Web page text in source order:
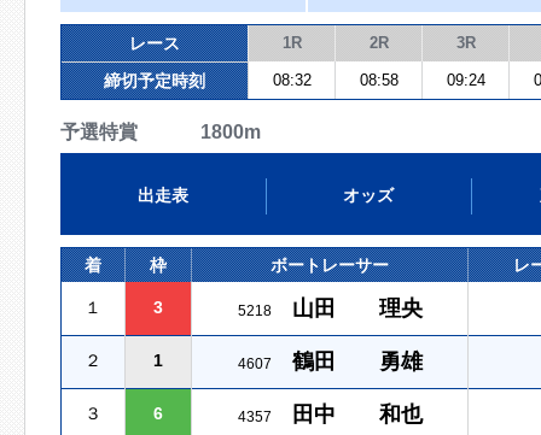
レース 1R 2R 3R
締切予定時刻 08:32 08:58 09:24
予選特賞 1800m
出走表 オッズ
着 枠 ボートレーサー レ
１ 3 5218 山田 理央
２ 1 4607 鶴田 勇雄
３ 6 4357 田中 和也